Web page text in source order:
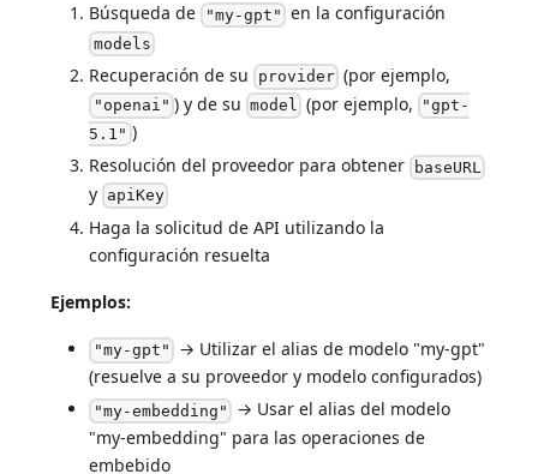
Búsqueda de "my-gpt" en la configuración
models
Recuperación de su provider (por ejemplo,
"openai" ) y de su model (por ejemplo, "gpt-
5.1" )
Resolución del proveedor para obtener baseURL
y apiKey
Haga la solicitud de API utilizando la
configuración resuelta
Ejemplos:
"my-gpt" → Utilizar el alias de modelo "my-gpt"
(resuelve a su proveedor y modelo configurados)
"my-embedding" → Usar el alias del modelo
"my-embedding" para las operaciones de
embebido